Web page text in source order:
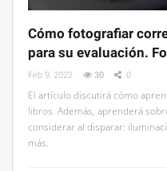
Cómo fotografiar
para su evaluación.
Feb 9, 2022 30 0
El artículo discutirá cómo
libros. Además, aprenderá
considerar al disparar:
más.